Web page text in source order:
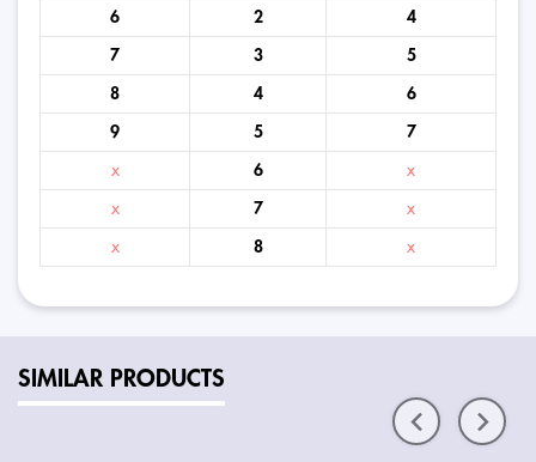
6 2 4
7 3 5
8 4 6
9 5 7
x 6 x
x 7 x
x 8 x
SIMILAR PRODUCTS